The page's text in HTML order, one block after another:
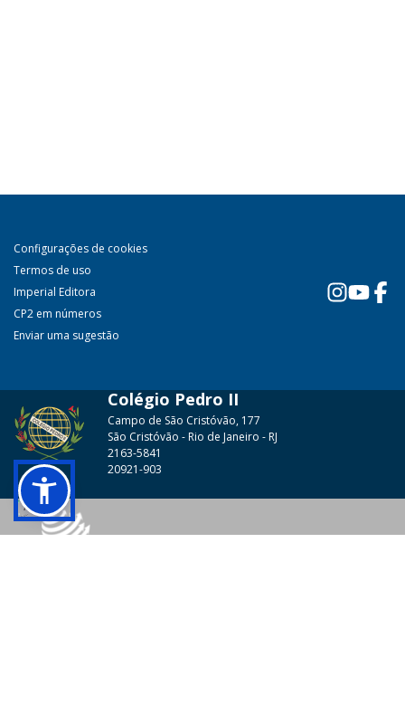
Configurações de cookies
Termos de uso
Imperial Editora
CP2 em números
Enviar uma sugestão
Colégio Pedro II
Campo de São Cristóvão, 177
São Cristóvão - Rio de Janeiro - RJ
2163-5841
20921-903